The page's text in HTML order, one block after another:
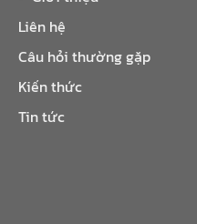
Liên hệ
Câu hỏi thường gặp
Kiến thức
Tin tức